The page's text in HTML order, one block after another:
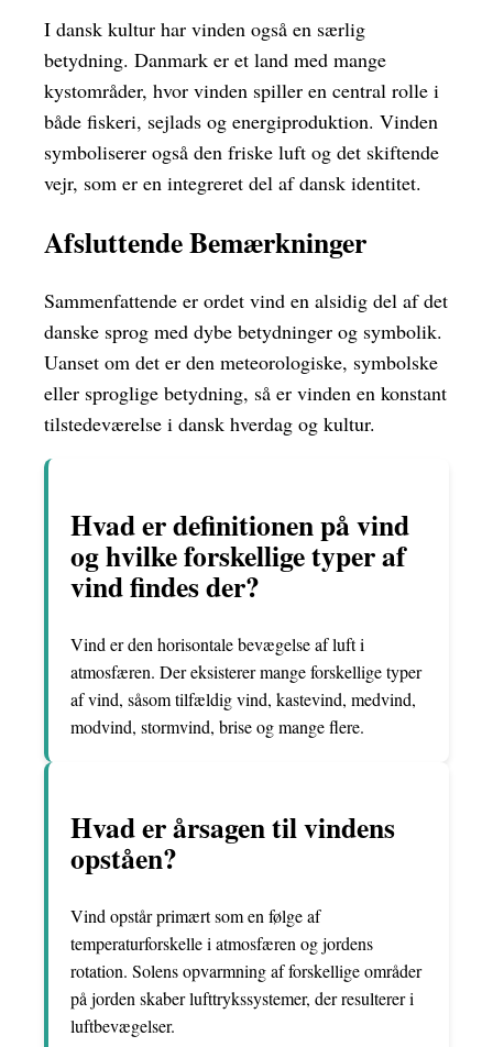
I dansk kultur har vinden også en særlig
betydning. Danmark er et land med mange
kystområder, hvor vinden spiller en central rolle i
både fiskeri, sejlads og energiproduktion. Vinden
symboliserer også den friske luft og det skiftende
vejr, som er en integreret del af dansk identitet.
Afsluttende Bemærkninger
Sammenfattende er ordet vind en alsidig del af det
danske sprog med dybe betydninger og symbolik.
Uanset om det er den meteorologiske, symbolske
eller sproglige betydning, så er vinden en konstant
tilstedeværelse i dansk hverdag og kultur.
Hvad er definitionen på vind
og hvilke forskellige typer af
vind findes der?
Vind er den horisontale bevægelse af luft i
atmosfæren. Der eksisterer mange forskellige typer
af vind, såsom tilfældig vind, kastevind, medvind,
modvind, stormvind, brise og mange flere.
Hvad er årsagen til vindens
opståen?
Vind opstår primært som en følge af
temperaturforskelle i atmosfæren og jordens
rotation. Solens opvarmning af forskellige områder
på jorden skaber lufttrykssystemer, der resulterer i
luftbevægelser.